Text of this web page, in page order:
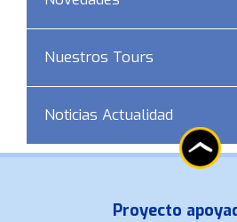
Nuestros Tours
Noticias Actualidad
Proyecto